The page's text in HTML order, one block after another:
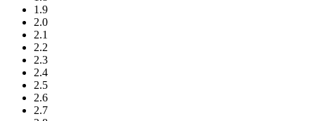
1.9
2.0
2.1
2.2
2.3
2.4
2.5
2.6
2.7